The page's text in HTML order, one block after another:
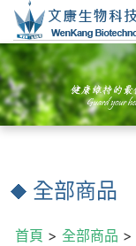
全部商品
首頁 > 全部商品 >